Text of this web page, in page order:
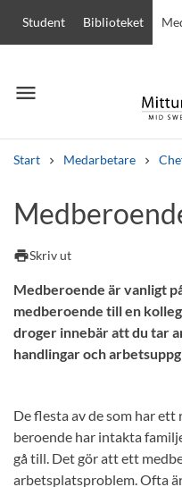
Student Biblioteket
menu
Meny
Start Medarbetare
Andra söktjänster
Kurser och program
printSkriv ut
Medberoende är vanligt
medberoende till en
droger innebär att du tar
handlingar och
De flesta av de som har
beroende har intakta
gå till. Det gör att ett
arbetsplatsproblem. Ofta